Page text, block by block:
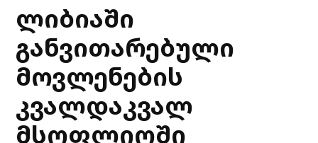
ლიბიაში
განვითარებული
მოვლენების
კვალდაკვალ
მსოფლიოში